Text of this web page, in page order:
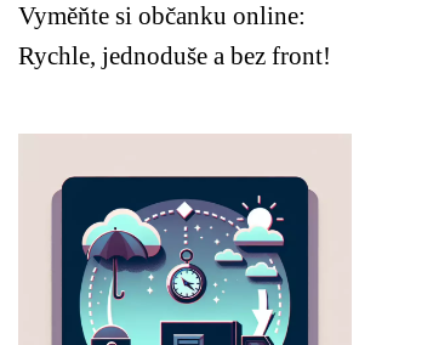
Vyměňte si občanku online:
Rychle, jednoduše a bez front!